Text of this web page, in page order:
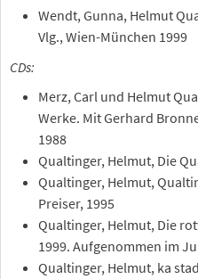
Wendt, Gunna, Helmut
Vlg., Wien-München 1999
CDs:
Merz, Carl und Helmut
Werke. Mit Gerhard
1988
Qualtinger, Helmut, Die
Qualtinger, Helmut,
Preiser, 1995
Qualtinger, Helmut, Die
1999. Aufgenommen im
Qualtinger, Helmut, ka